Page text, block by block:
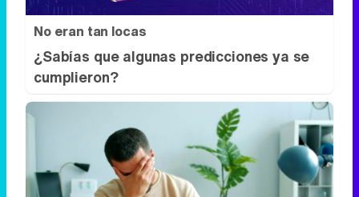
No eran tan locas
¿Sabías que algunas predicciones ya se
cumplieron?